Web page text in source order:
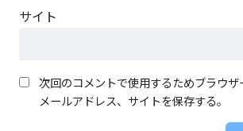
サイト
次回のコメントで使用するためブラウザ
メールアドレス、サイトを保存する。